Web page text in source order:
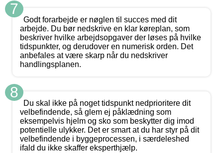
7
Godt forarbejde er nøglen til succes med dit
arbejde. Du bør nedskrive en klar køreplan, som
beskriver hvilke arbejdsopgaver der løses på hvilke
tidspunkter, og derudover en numerisk orden. Det
anbefales at være skarp når du nedskriver
handlingsplanen.
8
Du skal ikke på noget tidspunkt nedprioritere dit
velbefindende, så glem ej påklædning som
eksempelvis hjelm og sko som beskytter dig imod
potentielle ulykker. Det er smart at du har styr på dit
velbefindende i byggeprocessen, i særdeleshed
ifald du ikke skaffer eksperthjælp.